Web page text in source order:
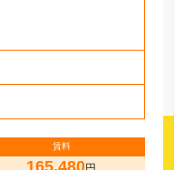
賃料
165,480